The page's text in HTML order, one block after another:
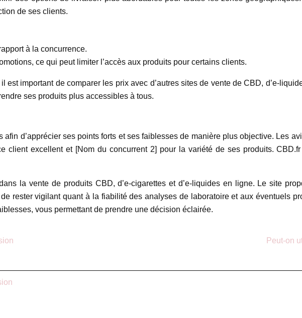
de ses clients.
à la concurrence.
ce qui peut limiter l’accès aux produits pour certains clients.
important de comparer les prix avec d’autres sites de vente de CBD, d’e-
ses produits plus accessibles à tous.
afin d’apprécier ses points forts et ses faiblesses de manière plus objective. Les
client excellent et [Nom du concurrent 2] pour la variété de ses produits.
la vente de produits CBD, d’e-cigarettes et d’e-liquides en ligne. Le site
rester vigilant quant à la fiabilité des analyses de laboratoire et aux éventuels
vous permettant de prendre une décision éclairée.
Peut-on